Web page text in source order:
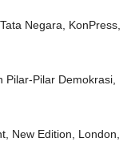
Negara, KonPress,
Pilar Demokrasi,
New Edition, London,